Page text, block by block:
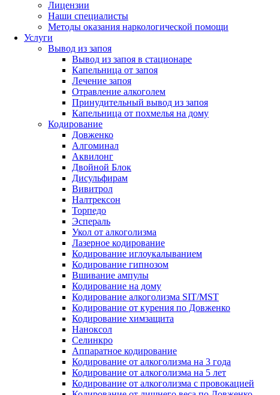
Лицензии
Наши специалисты
Методы оказания наркологической помощи
Услуги
Вывод из запоя
Вывод из запоя в стационаре
Капельница от запоя
Лечение запоя
Отравление алкоголем
Принудительный вывод из запоя
Капельница от похмелья на дому
Кодирование
Довженко
Алгоминал
Аквилонг
Двойной Блок
Дисульфирам
Вивитрол
Налтрексон
Торпедо
Эспераль
Укол от алкоголизма
Лазерное кодирование
Кодирование иглоукалыванием
Кодирование гипнозом
Вшивание ампулы
Кодирование на дому
Кодирование алкоголизма SIT/MST
Кодирование от курения по Довженко
Кодирование химзащита
Наноксол
Селинкро
Аппаратное кодирование
Кодирование от алкоголизма на 3 года
Кодирование от алкоголизма на 5 лет
Кодирование от алкоголизма с провокацией